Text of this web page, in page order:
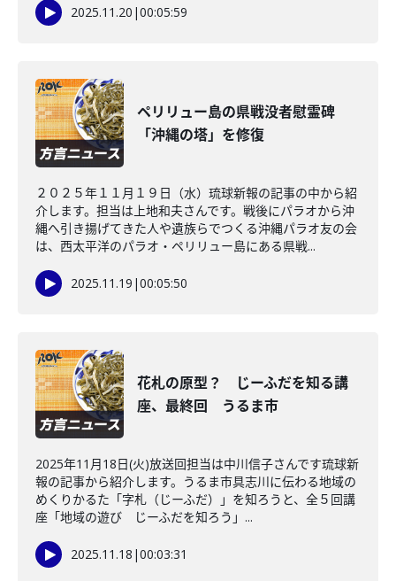
2025.11.20 |00:05:59
ペリリュー島の県戦没者慰霊碑
「沖縄の塔」を修復
２０２５年１１月１９日（水）琉球新報の記事の中から紹
介します。担当は上地和夫さんです。戦後にパラオから沖
縄へ引き揚げてきた人や遺族らでつくる沖縄パラオ友の会
は、西太平洋のパラオ・ペリリュー島にある県戦...
2025.11.19 |00:05:50
花札の原型？ じーふだを知る講
座、最終回 うるま市
2025年11月18日(火)放送回担当は中川信子さんです琉球新
報の記事から紹介します。うるま市具志川に伝わる地域の
めくりかるた「字札（じーふだ）」を知ろうと、全５回講
座「地域の遊び じーふだを知ろう」...
2025.11.18 |00:03:31